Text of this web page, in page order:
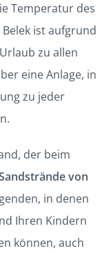
Temperatur des
ist aufgrund
zu allen
eine Anlage, in
zu jeder
der beim
von
in denen
Ihren Kindern
können, auch